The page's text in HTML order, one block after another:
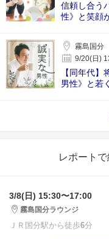
信頼し合う
性》と笑顔
霧島国分
9/20(日)
【同年代
男性》と若
レポート
3/8(日) 15:30〜17:00
霧島国分ラウンジ
ＪＲ国分駅から徒歩6分